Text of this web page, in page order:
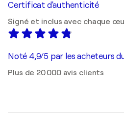
Certificat d'authenticité
Signé et inclus avec chaque
Noté 4,9/5 par les acheteurs
Plus de 20 000 avis clients